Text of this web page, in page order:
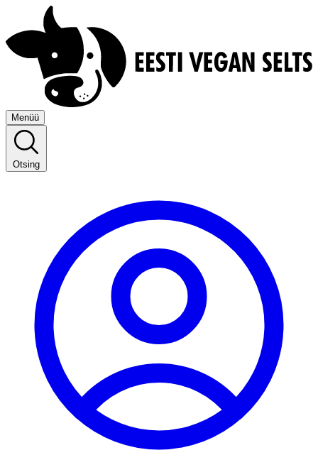
Menüü
Otsing